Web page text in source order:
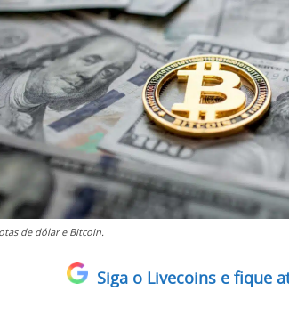
de dólar e Bitcoin.
Siga o Livecoins e fique